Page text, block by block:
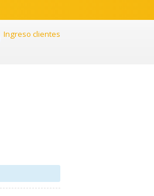
Ingreso clientes